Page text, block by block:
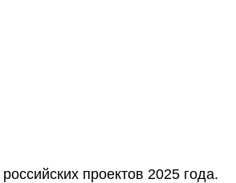
проектов 2025 года.